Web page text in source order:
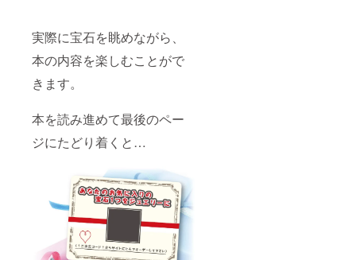
実際に宝石を眺めながら、
本の内容を楽しむことがで
きます。
本を読み進めて最後のペー
ジにたどり着くと…